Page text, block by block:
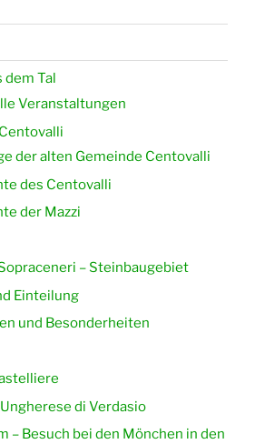
Tal
Veranstaltungen
der alten Gemeinde Centovalli
des Centovalli
der Mazzi
– Steinbaugebiet
Einteilung
und Besonderheiten
di Verdasio
– Besuch bei den Mönchen in den